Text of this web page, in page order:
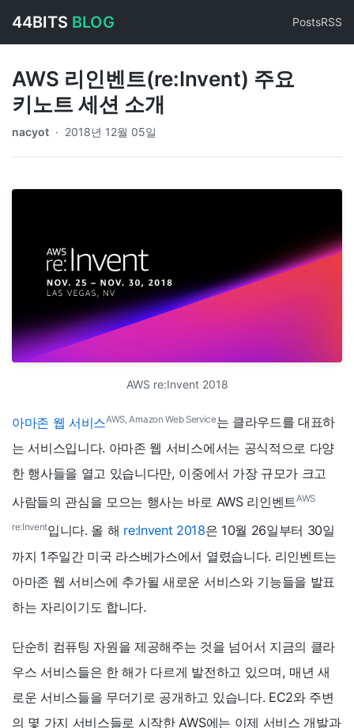
44BITS BLOG PostsRSS
AWS 리인벤트(re:Invent) 주요
키노트 세션 소개
nacyot · 2018년 12월 05일
AWS re:Invent 2018
아마존 웹 서비스AWS, Amazon Web Service는 클라우드를 대표하
는 서비스입니다. 아마존 웹 서비스에서는 공식적으로 다양
한 행사들을 열고 있습니다만, 이중에서 가장 규모가 크고
사람들의 관심을 모으는 행사는 바로 AWS 리인벤트AWS
re:Invent입니다. 올 해 re:Invent 2018은 10월 26일부터 30일
까지 1주일간 미국 라스베가스에서 열렸습니다. 리인벤트는
아마존 웹 서비스에 추가될 새로운 서비스와 기능들을 발표
하는 자리이기도 합니다.
단순히 컴퓨팅 자원을 제공해주는 것을 넘어서 지금의 클라
우스 서비스들은 한 해가 다르게 발전하고 있으며, 매년 새
로운 서비스들을 무더기로 공개하고 있습니다. EC2와 주변
의 몇 가지 서비스들로 시작한 AWS에는 이제 서비스 개발과